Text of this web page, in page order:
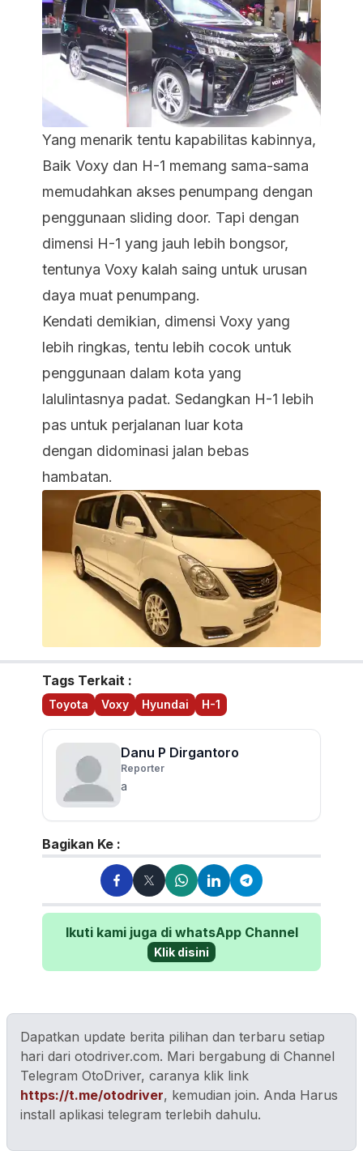
Yang menarik tentu kapabilitas kabinnya,
Baik Voxy dan H-1 memang sama-sama
memudahkan akses penumpang dengan
penggunaan sliding door. Tapi dengan
dimensi H-1 yang jauh lebih bongsor,
tentunya Voxy kalah saing untuk urusan
daya muat penumpang.
Kendati demikian, dimensi Voxy yang
lebih ringkas, tentu lebih cocok untuk
penggunaan dalam kota yang
lalulintasnya padat. Sedangkan H-1 lebih
pas untuk perjalanan luar kota
dengan didominasi jalan bebas
hambatan.
Tags Terkait :
Toyota Voxy Hyundai H-1
Danu P Dirgantoro
Reporter
a
Bagikan Ke :
Ikuti kami juga di whatsApp Channel
Klik disini
Dapatkan update berita pilihan dan terbaru setiap
hari dari otodriver.com. Mari bergabung di Channel
Telegram OtoDriver, caranya klik link
https://t.me/otodriver, kemudian join. Anda Harus
install aplikasi telegram terlebih dahulu.